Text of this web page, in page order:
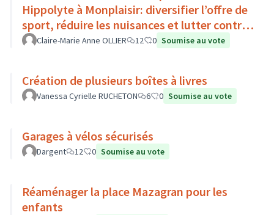
Hippolyte à Monplaisir: diversifier l’offre de
sport, réduire les nuisances et lutter contre
l’îlot de chaleur
Claire-Marie Anne OLLIER 12 0 Soumise au vote
Création de plusieurs boîtes à livres
Vanessa Cyrielle RUCHETON 6 0 Soumise au vote
Garages à vélos sécurisés
Dargent 12 0 Soumise au vote
Réaménager la place Mazagran pour les
enfants